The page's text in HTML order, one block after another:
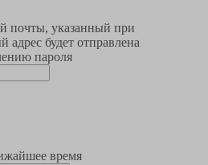
почты, указанный при
адрес будет отправлена
пароля
время